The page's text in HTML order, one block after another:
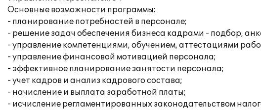
Основные возможности программы:
- планирование потребностей в персонале;
- решение задач обеспечения бизнеса кадрами - подбор,
- управление компетенциями, обучением, аттестациями
- управление финансовой мотивацией персонала;
- эффективное планирование занятости персонала;
- учет кадров и анализ кадрового состава;
- начисление и выплата заработной платы;
- исчисление регламентированных законодательством